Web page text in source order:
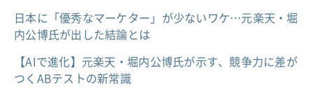
日本に「優秀なマーケター」が少ないワケ…元楽天・堀
内公博氏が出した結論とは
【AIで進化】元楽天・堀内公博氏が示す、競争力に差が
つくABテストの新常識